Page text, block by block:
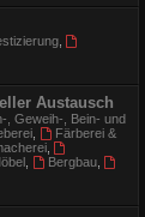
,
Austausch
, Geweih-, Bein- und
,
Färberei &
,
Bergbau,